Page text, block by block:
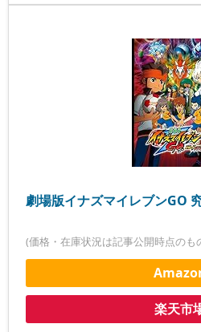
劇場版イナズマイレブンGO
(価格・在庫状況は記事公開時点のも
楽天市